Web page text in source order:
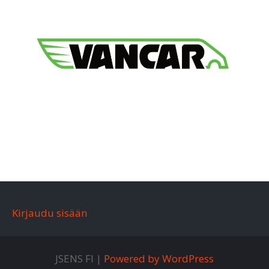
Kirjaudu sisään
JSENS FI | Powered by WordPress